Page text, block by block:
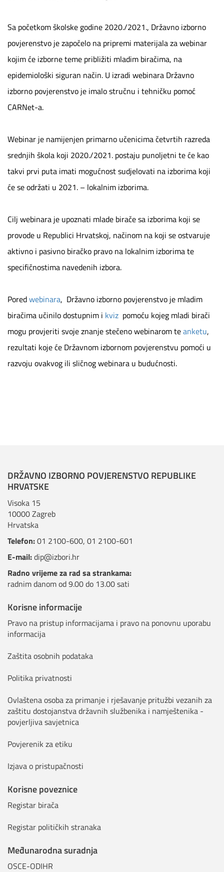
Sa početkom školske godine 2020./2021., Državno izborno
povjerenstvo je započelo na pripremi materijala za webinar
kojim će izborne teme približiti mladim biračima, na
epidemiološki siguran način. U izradi webinara Državno
izborno povjerenstvo je imalo stručnu i tehničku pomoć
CARNet-a.
Webinar je namijenjen primarno učenicima četvrtih razreda
srednjih škola koji 2020./2021. postaju punoljetni te će kao
takvi prvi puta imati mogućnost sudjelovati na izborima koji
će se održati u 2021. – lokalnim izborima.
Cilj webinara je upoznati mlade birače sa izborima koji se
provode u Republici Hrvatskoj, načinom na koji se ostvaruje
aktivno i pasivno biračko pravo na lokalnim izborima te
specifičnostima navedenih izbora.
Poredwebinara, Državno izborno povjerenstvo je mladim
biračima učinilo dostupnim i kviz pomoću kojeg mladi birači
mogu provjeriti svoje znanje stečeno webinarom teanketu,
rezultati koje će Državnom izbornom povjerenstvu pomoći u
razvoju ovakvog ili sličnog webinara u budućnosti.
DRŽAVNO IZBORNO POVJERENSTVO REPUBLIKE
HRVATSKE
Visoka 15
10000 Zagreb
Hrvatska
Telefon:01 2100-600, 01 2100-601
E-mail:dip@izbori.hr
Radno vrijeme za rad sa strankama:
radnim danom od 9.00 do 13.00 sati
Korisne informacije
Pravo na pristup informacijama i pravo na ponovnu uporabu
informacija
Zaštita osobnih podataka
Politika privatnosti
Ovlaštena osoba za primanje i rješavanje pritužbi vezanih za
zaštitu dostojanstva državnih službenika i namještenika -
povjerljiva savjetnica
Povjerenik za etiku
Izjava o pristupačnosti
Korisne poveznice
Registar birača
Registar političkih stranaka
Međunarodna suradnja
OSCE-ODIHR